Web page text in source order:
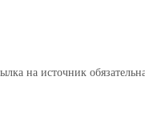
на источник